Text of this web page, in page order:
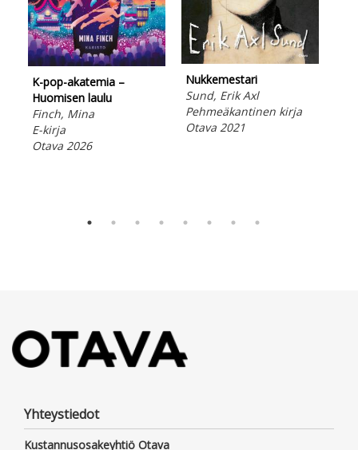
K-pop-akatemia –
Huomisen laulu
Finch, Mina
E-kirja
Otava 2026
Nukkemestari
Sund, Erik Axl
Pehmeäkantinen kirja
Otava 2021
Yhteystiedot
Kustannusosakeyhtiö Otava